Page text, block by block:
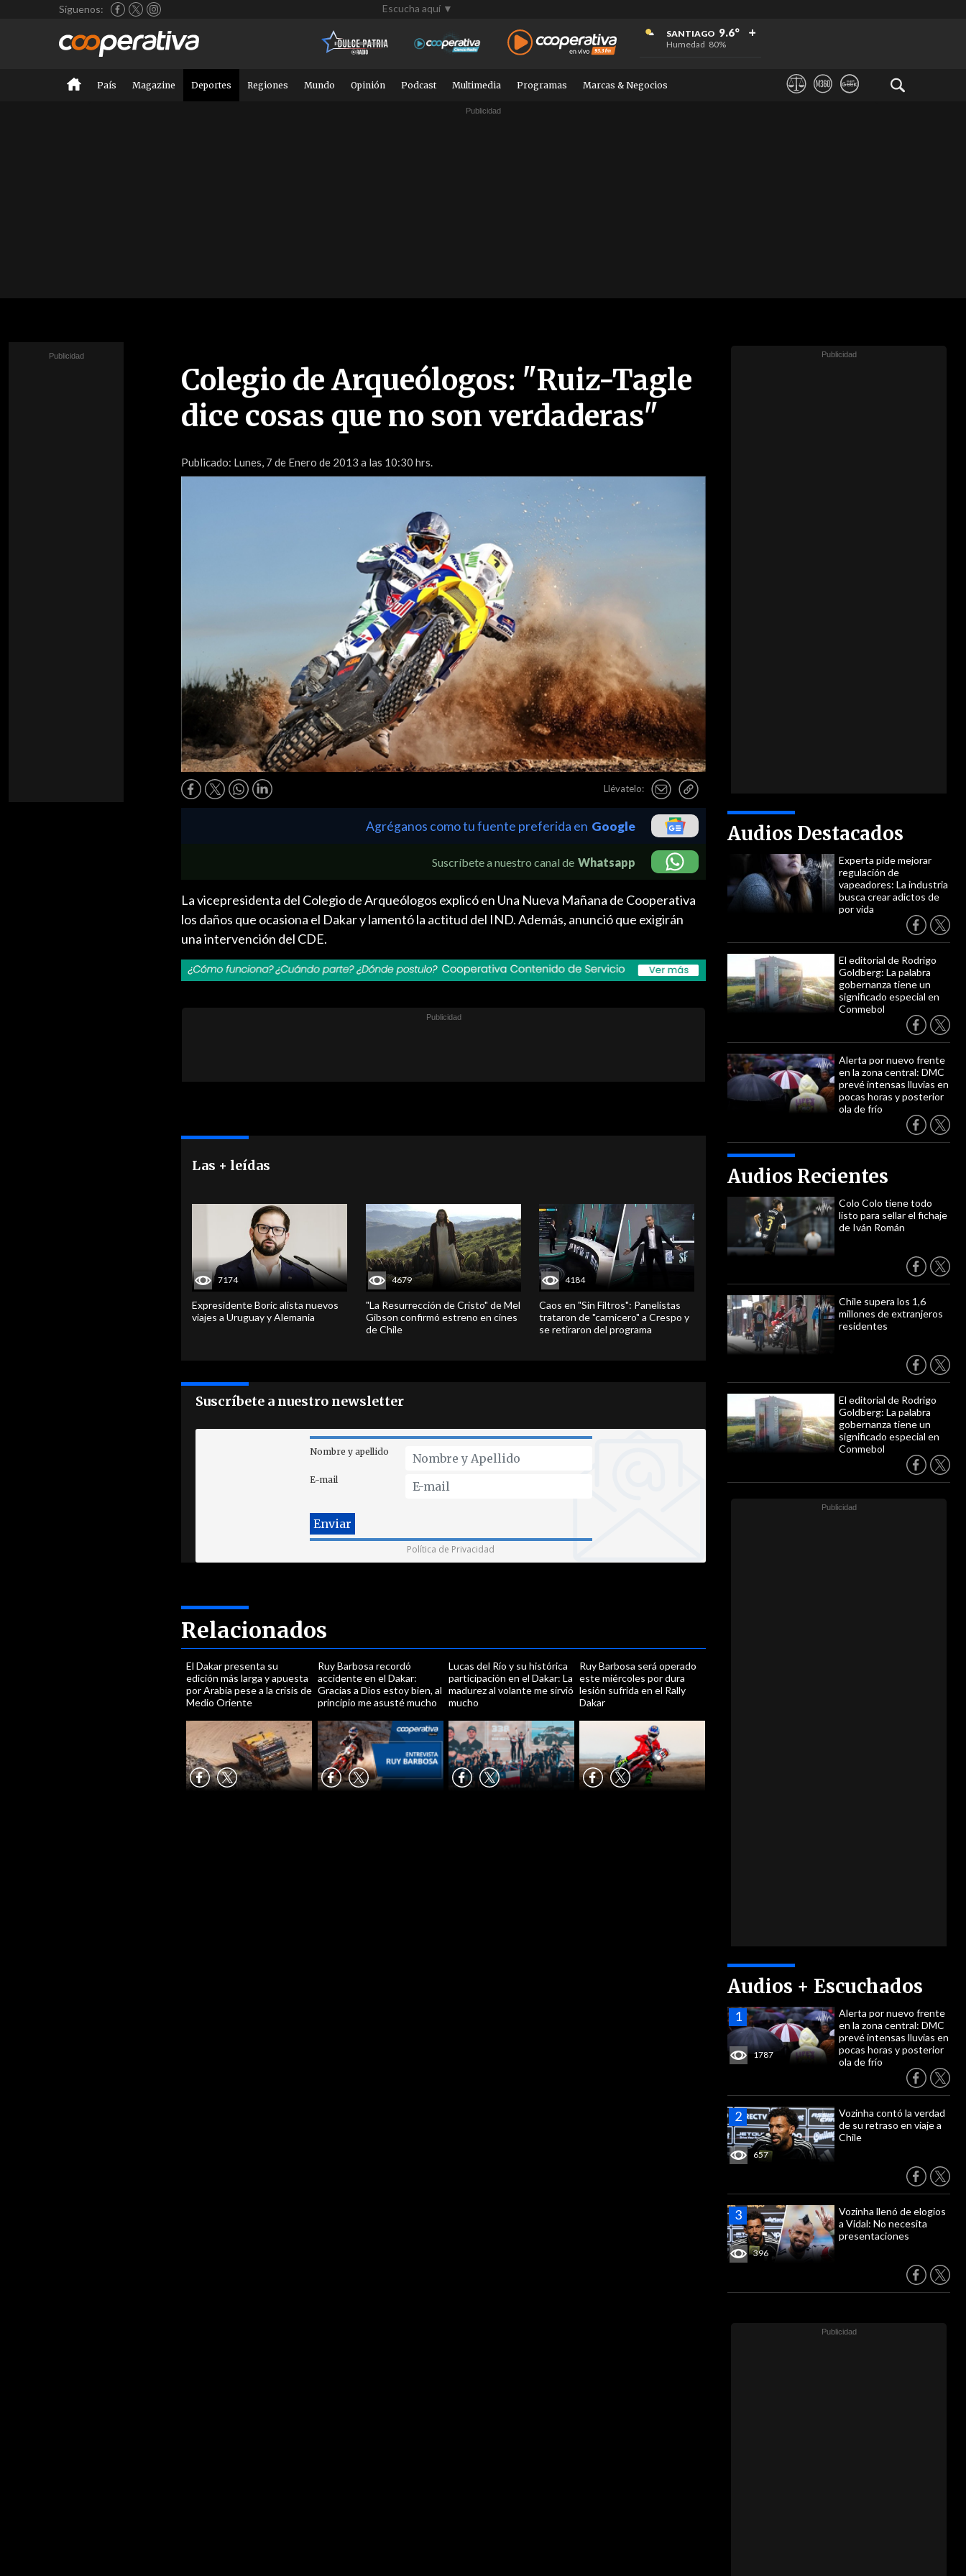
Síguenos: Escucha aquí ▼
SANTIAGO 9.6°
Humedad 80%
+
+
+
País Magazine Deportes Regiones Mundo Opinión Podcast Multimedia Programas Marcas & Negocios
Colegio de Arqueólogos: "Ruiz-Tagle
dice cosas que no son verdaderas"
Publicado: Lunes, 7 de Enero de 2013 a las 10:30 hrs.
Llévatelo:
Audios Destacados
Experta pide mejorar
regulación de
vapeadores: La industria
busca crear adictos de
por vida
El editorial de Rodrigo
Goldberg: La palabra
gobernanza tiene un
significado especial en
Conmebol
Alerta por nuevo frente
en la zona central: DMC
prevé intensas lluvias en
pocas horas y posterior
ola de frío
Audios Recientes
Colo Colo tiene todo
listo para sellar el fichaje
de Iván Román
Chile supera los 1,6
millones de extranjeros
residentes
El editorial de Rodrigo
Goldberg: La palabra
gobernanza tiene un
significado especial en
Conmebol
Audios + Escuchados
1787
Alerta por nuevo frente
en la zona central: DMC
prevé intensas lluvias en
pocas horas y posterior
ola de frío
657
Vozinha contó la verdad
de su retraso en viaje a
Chile
396
Vozinha llenó de elogios
a Vidal: No necesita
presentaciones
Agréganos como tu fuente preferida en Google
Suscríbete a nuestro canal de Whatsapp
La vicepresidenta del Colegio de Arqueólogos explicó en Una Nueva Mañana de Cooperativa
los daños que ocasiona el Dakar y lamentó la actitud del IND. Además, anunció que exigirán
una intervención del CDE.
Las + leídas
7174
Expresidente Boric alista nuevos
viajes a Uruguay y Alemania
4679
"La Resurrección de Cristo" de Mel
Gibson confirmó estreno en cines
de Chile
4184
Caos en "Sin Filtros": Panelistas
trataron de "carnicero" a Crespo y
se retiraron del programa
Suscríbete a nuestro newsletter
Nombre y apellido
E-mail
Política de Privacidad
Relacionados
El Dakar presenta su
edición más larga y apuesta
por Arabia pese a la crisis de
Medio Oriente
Ruy Barbosa recordó
accidente en el Dakar:
Gracias a Dios estoy bien, al
principio me asusté mucho
Lucas del Río y su histórica
participación en el Dakar: La
madurez al volante me sirvió
mucho
Ruy Barbosa será operado
este miércoles por dura
lesión sufrida en el Rally
Dakar